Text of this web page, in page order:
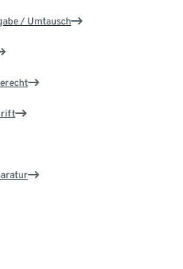
/ Umtausch